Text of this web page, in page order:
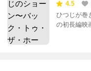
ホーム〜
4.5
ひつじが巻
の初長編映